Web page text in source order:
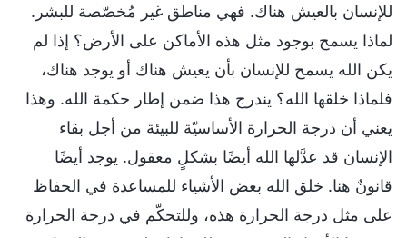
للإنسان بالعيش هناك. فهي مناطق غير مُخصّصة للبشر.
لماذا يسمح بوجود مثل هذه الأماكن على الأرض؟ إذا لم
يكن الله يسمح للإنسان بأن يعيش هناك أو يوجد هناك،
فلماذا خلقها الله؟ يندرج هذا ضمن إطار حكمة الله. وهذا
يعني أن درجة الحرارة الأساسيّة للبيئة من أجل بقاء
الإنسان قد عدَّلها الله أيضًا بشكلٍ معقول. يوجد أيضًا
قانونٌ هنا. خلق الله بعض الأشياء للمساعدة في الحفاظ
على مثل درجة الحرارة هذه، وللتحكّم في درجة الحرارة